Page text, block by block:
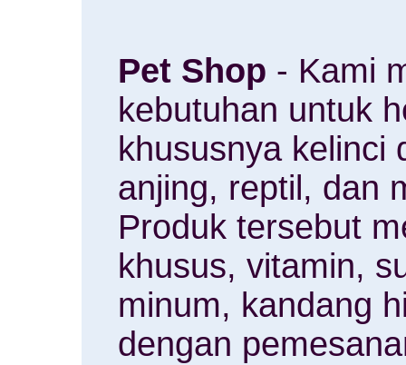
Pet Shop - Kami
kebutuhan untuk
khususnya kelinci
anjing, reptil, dan
Produk tersebut
khusus, vitamin,
minum, kandang
dengan